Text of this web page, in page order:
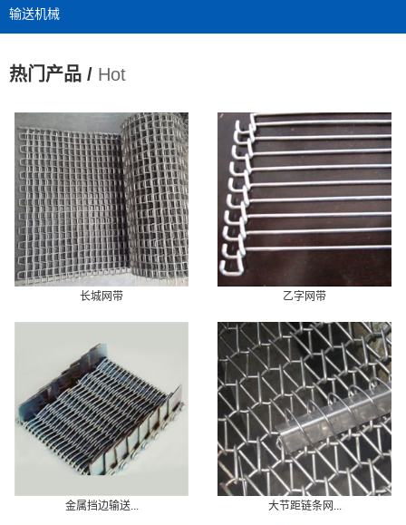
输送机械
热门产品 / Hot
长城网带 乙字网带
金属挡边输送... 大节距链条网...